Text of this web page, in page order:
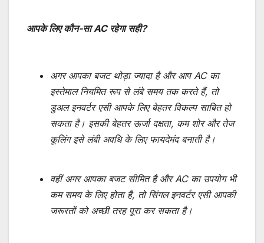
आपके लिए कौन-सा AC रहेगा सही?
अगर आपका बजट थोड़ा ज्यादा है और आप AC का
इस्तेमाल नियमित रूप से लंबे समय तक करते हैं, तो
डुअल इनवर्टर एसी आपके लिए बेहतर विकल्प साबित हो
सकता है। इसकी बेहतर ऊर्जा दक्षता, कम शोर और तेज
कूलिंग इसे लंबी अवधि के लिए फायदेमंद बनाती है।
वहीं अगर आपका बजट सीमित है और AC का उपयोग भी
कम समय के लिए होता है, तो सिंगल इनवर्टर एसी आपकी
जरूरतों को अच्छी तरह पूरा कर सकता है।